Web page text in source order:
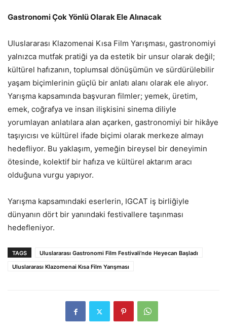
Gastronomi Çok Yönlü Olarak Ele Alınacak
Uluslararası Klazomenai Kısa Film Yarışması, gastronomiyi
yalnızca mutfak pratiği ya da estetik bir unsur olarak değil;
kültürel hafızanın, toplumsal dönüşümün ve sürdürülebilir
yaşam biçimlerinin güçlü bir anlatı alanı olarak ele alıyor.
Yarışma kapsamında başvuran filmler; yemek, üretim,
emek, coğrafya ve insan ilişkisini sinema diliyle
yorumlayan anlatılara alan açarken, gastronomiyi bir hikâye
taşıyıcısı ve kültürel ifade biçimi olarak merkeze almayı
hedefliyor. Bu yaklaşım, yemeğin bireysel bir deneyimin
ötesinde, kolektif bir hafıza ve kültürel aktarım aracı
olduğuna vurgu yapıyor.
Yarışma kapsamındaki eserlerin, IGCAT iş birliğiyle
dünyanın dört bir yanındaki festivallere taşınması
hedefleniyor.
TAGS
Uluslararası Gastronomi Film Festivali’nde Heyecan Başladı
Uluslararası Klazomenai Kısa Film Yarışması